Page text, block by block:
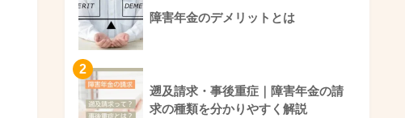
障害年金のデメリットとは
2
遡及請求・事後重症｜障害年金の請
求の種類を分かりやすく解説